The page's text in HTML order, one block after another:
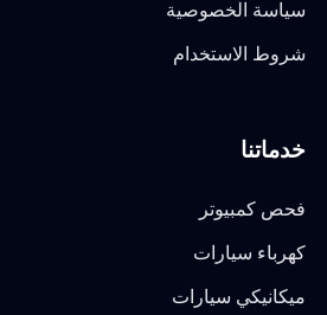
سياسة الخصوصية
شروط الاستخدام
خدماتنا
فحص كمبيوتر
كهرباء سيارات
ميكانيكي سيارات